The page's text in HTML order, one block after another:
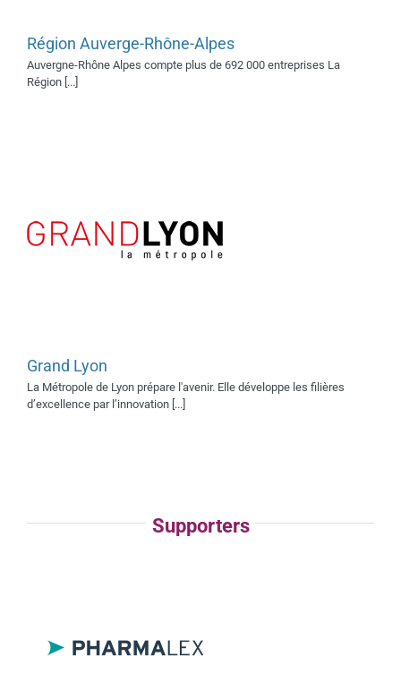
Région Auverge-Rhône-Alpes
Auvergne-Rhône Alpes compte plus de 692 000 entreprises La
Région [...]
Grand Lyon
En collaboration avec 2019 En
collaboration avec 2020
Grand Lyon
La Métropole de Lyon prépare l'avenir. Elle développe les filières
d’excellence par l’innovation [...]
Supporters